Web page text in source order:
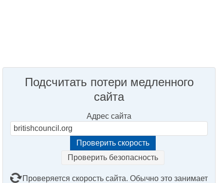
Подсчитать потери медленного
сайта
Адрес сайта
Проверить безопасность
Проверяется скорость сайта. Обычно это занимает